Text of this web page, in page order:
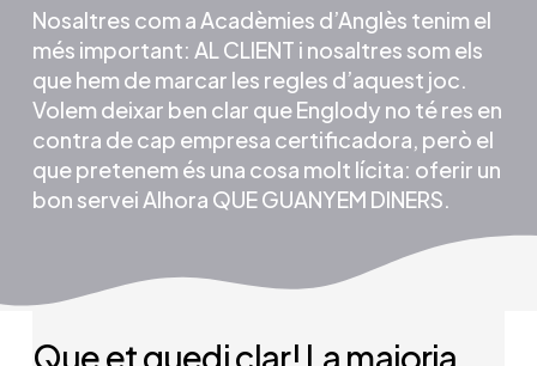
Nosaltres com a Acadèmies d’Anglès tenim el
més important: AL CLIENT i nosaltres som els
que hem de marcar les regles d’aquest joc.
Volem deixar ben clar que Englody no té res en
contra de cap empresa certificadora, però el
que pretenem és una cosa molt lícita: oferir un
bon servei Alhora QUE GUANYEM DINERS.
Que et quedi clar! La majoria